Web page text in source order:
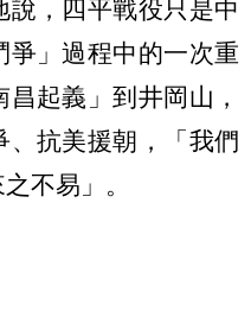
，四平戰役只是中
爭」過程中的一次重
起義」到井岡山，
、抗美援朝，「我們
不易」。